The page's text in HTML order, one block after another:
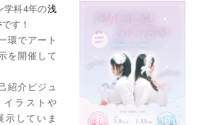
学科4年の浅
です！
環でアート
を開催して
紹介ビジュ
イラストや
示していま